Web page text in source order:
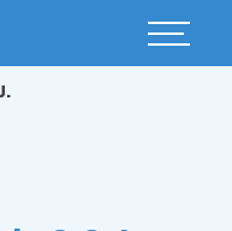
Basculer